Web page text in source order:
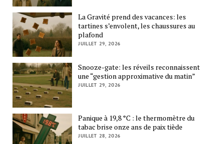
La Gravité prend des vacances: les
tartines s’envolent, les chaussures au
plafond
JUILLET 29, 2026
Snooze-gate: les réveils reconnaissent
une “gestion approximative du matin”
JUILLET 29, 2026
Panique à 19,8 °C : le thermomètre du
tabac brise onze ans de paix tiède
JUILLET 28, 2026